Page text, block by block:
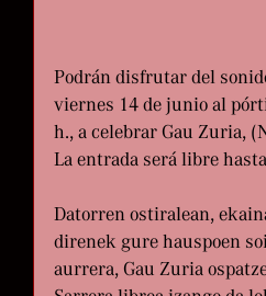
Podrán disfrutar del
viernes 14 de junio al
h., a celebrar Gau Zuria,
La entrada será libre
Datorren ostiralean,
direnek gure hauspoen
aurrera, Gau Zuria